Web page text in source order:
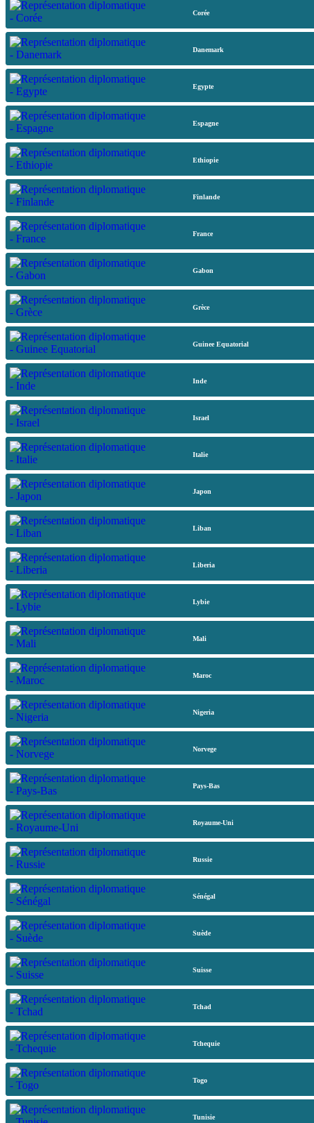
Corée
Danemark
Egypte
Espagne
Ethiopie
Finlande
France
Gabon
Grèce
Guinee Equatorial
Inde
Israel
Italie
Japon
Liban
Liberia
Lybie
Mali
Maroc
Nigeria
Norvege
Pays-Bas
Royaume-Uni
Russie
Sénégal
Suède
Suisse
Tchad
Tchequie
Togo
Tunisie